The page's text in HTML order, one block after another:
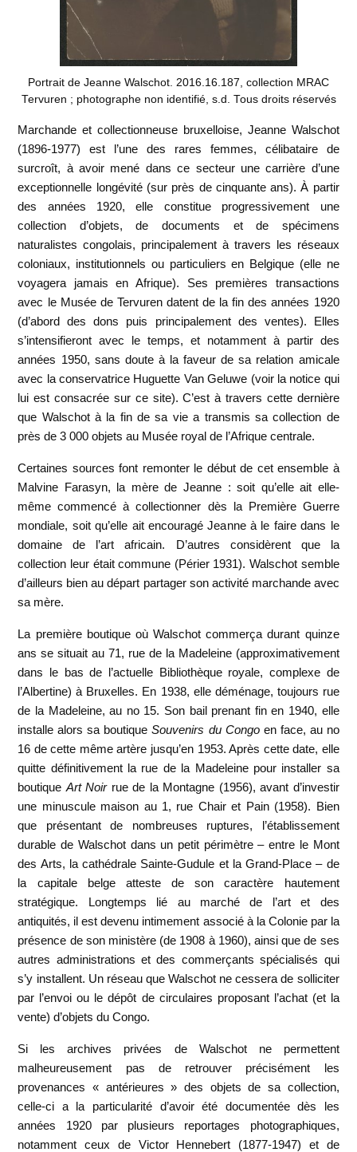
Portrait de Jeanne Walschot. 2016.16.187, collection MRAC
Tervuren ; photographe non identifié, s.d. Tous droits réservés
Marchande et collectionneuse bruxelloise, Jeanne Walschot
(1896-1977) est l’une des rares femmes, célibataire de
surcroît, à avoir mené dans ce secteur une carrière d’une
exceptionnelle longévité (sur près de cinquante ans). À partir
des années 1920, elle constitue progressivement une
collection d’objets, de documents et de spécimens
naturalistes congolais, principalement à travers les réseaux
coloniaux, institutionnels ou particuliers en Belgique (elle ne
voyagera jamais en Afrique). Ses premières transactions
avec le Musée de Tervuren datent de la fin des années 1920
(d’abord des dons puis principalement des ventes). Elles
s’intensifieront avec le temps, et notamment à partir des
années 1950, sans doute à la faveur de sa relation amicale
avec la conservatrice Huguette Van Geluwe (voir la notice qui
lui est consacrée sur ce site). C’est à travers cette dernière
que Walschot à la fin de sa vie a transmis sa collection de
près de 3 000 objets au Musée royal de l’Afrique centrale.
Certaines sources font remonter le début de cet ensemble à
Malvine Farasyn, la mère de Jeanne : soit qu’elle ait elle-
même commencé à collectionner dès la Première Guerre
mondiale, soit qu’elle ait encouragé Jeanne à le faire dans le
domaine de l’art africain. D’autres considèrent que la
collection leur était commune (Périer 1931). Walschot semble
d’ailleurs bien au départ partager son activité marchande avec
sa mère.
La première boutique où Walschot commerça durant quinze
ans se situait au 71, rue de la Madeleine (approximativement
dans le bas de l’actuelle Bibliothèque royale, complexe de
l’Albertine) à Bruxelles. En 1938, elle déménage, toujours rue
de la Madeleine, au no 15. Son bail prenant fin en 1940, elle
installe alors sa boutiqueSouvenirs du Congo en face, au no
16 de cette même artère jusqu’en 1953. Après cette date, elle
quitte définitivement la rue de la Madeleine pour installer sa
boutique Art Noir rue de la Montagne (1956), avant d’investir
une minuscule maison au 1, rue Chair et Pain (1958). Bien
que présentant de nombreuses ruptures, l’établissement
durable de Walschot dans un petit périmètre – entre le Mont
des Arts, la cathédrale Sainte-Gudule et la Grand-Place – de
la capitale belge atteste de son caractère hautement
stratégique. Longtemps lié au marché de l’art et des
antiquités, il est devenu intimement associé à la Colonie par la
présence de son ministère (de 1908 à 1960), ainsi que de ses
autres administrations et des commerçants spécialisés qui
s’y installent. Un réseau que Walschot ne cessera de solliciter
par l’envoi ou le dépôt de circulaires proposant l’achat (et la
vente) d’objets du Congo.
Si les archives privées de Walschot ne permettent
malheureusement pas de retrouver précisément les
provenances « antérieures » des objets de sa collection,
celle-ci a la particularité d’avoir été documentée dès les
années 1920 par plusieurs reportages photographiques,
notamment ceux de Victor Hennebert (1877-1947) et de